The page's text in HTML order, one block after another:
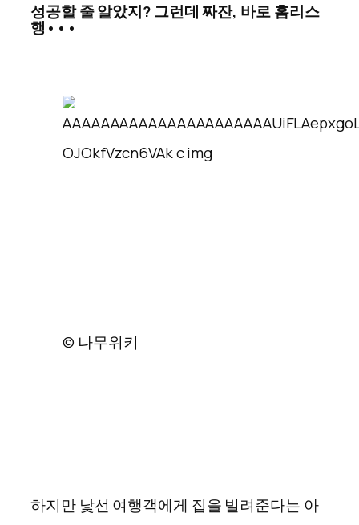
성공할 줄 알았지? 그런데 짜잔, 바로 홈리스
행•••
© 나무위키
하지만 낯선 여행객에게 집을 빌려준다는 아